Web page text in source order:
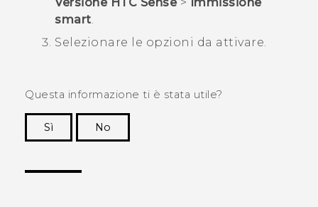
smart
Selezionare le opzioni da attivare.
Questa informazione ti è stata utile?
Sì
No